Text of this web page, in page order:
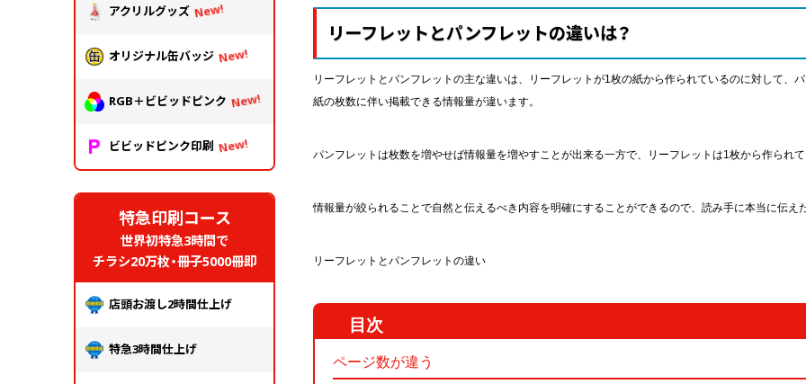
リーフレットとパンフレットの違いは？
リーフレットとパンフレットの主な違いは、リーフレットが1枚の紙から作られているのに対して、
紙の枚数に伴い掲載できる情報量が違います。
パンフレットは枚数を増やせば情報量を増やすことが出来る一方で、リーフレットは1枚から作られ
情報量が絞られることで自然と伝えるべき内容を明確にすることができるので、読み手に本当に伝え
リーフレットとパンフレットの違い
ページ数が違う
アクリルグッズ
オリジナル缶バッジ
RGB＋ビビッドピンク
ビビッドピンク印刷
特急印刷コース
世界初特急3時間で
チラシ20万枚・冊子5000冊即
店頭お渡し2時間仕上げ
特急3時間仕上げ